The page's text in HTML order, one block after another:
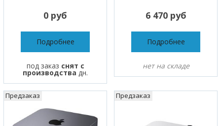
0 руб
Подробнее
под заказ снят с
производства дн.
6 470 руб
Подробнее
нет на складе
Предзаказ Предзаказ